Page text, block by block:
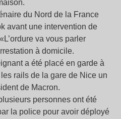
du Nord de la France
avant une intervention de
va vous parler
à domicile.
a été placé en garde à
rails de la gare de Nice un
de Macron.
personnes ont été
la police pour avoir déployé